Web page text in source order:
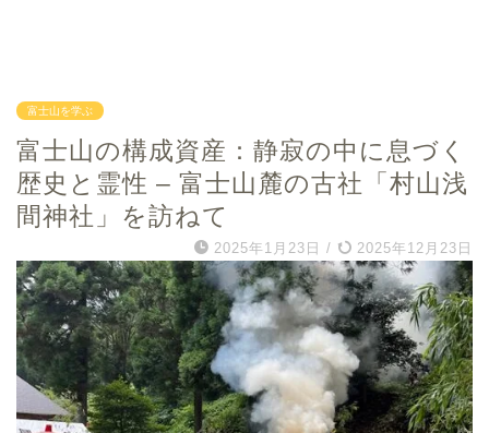
富士山を学ぶ
富士山の構成資産：静寂の中に息づく
歴史と霊性 – 富士山麓の古社「村山浅
間神社」を訪ねて
2025年1月23日 / 2025年12月23日